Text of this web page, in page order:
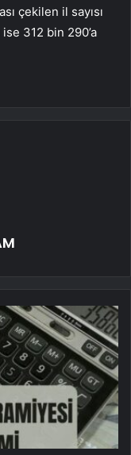
çekilen il sayısı
312 bin 290’a